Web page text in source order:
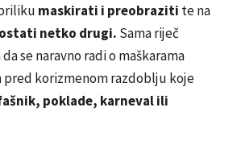
maskirati i preobraziti te na
netko drugi. Sama riječ
se naravno radi o maškarama
pred korizmenom razdoblju koje
poklade, karneval ili